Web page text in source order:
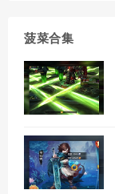
菠菜合集